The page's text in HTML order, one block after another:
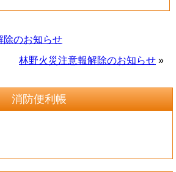
除のお知らせ
林野火災注意報解除のお知らせ »
消防便利帳